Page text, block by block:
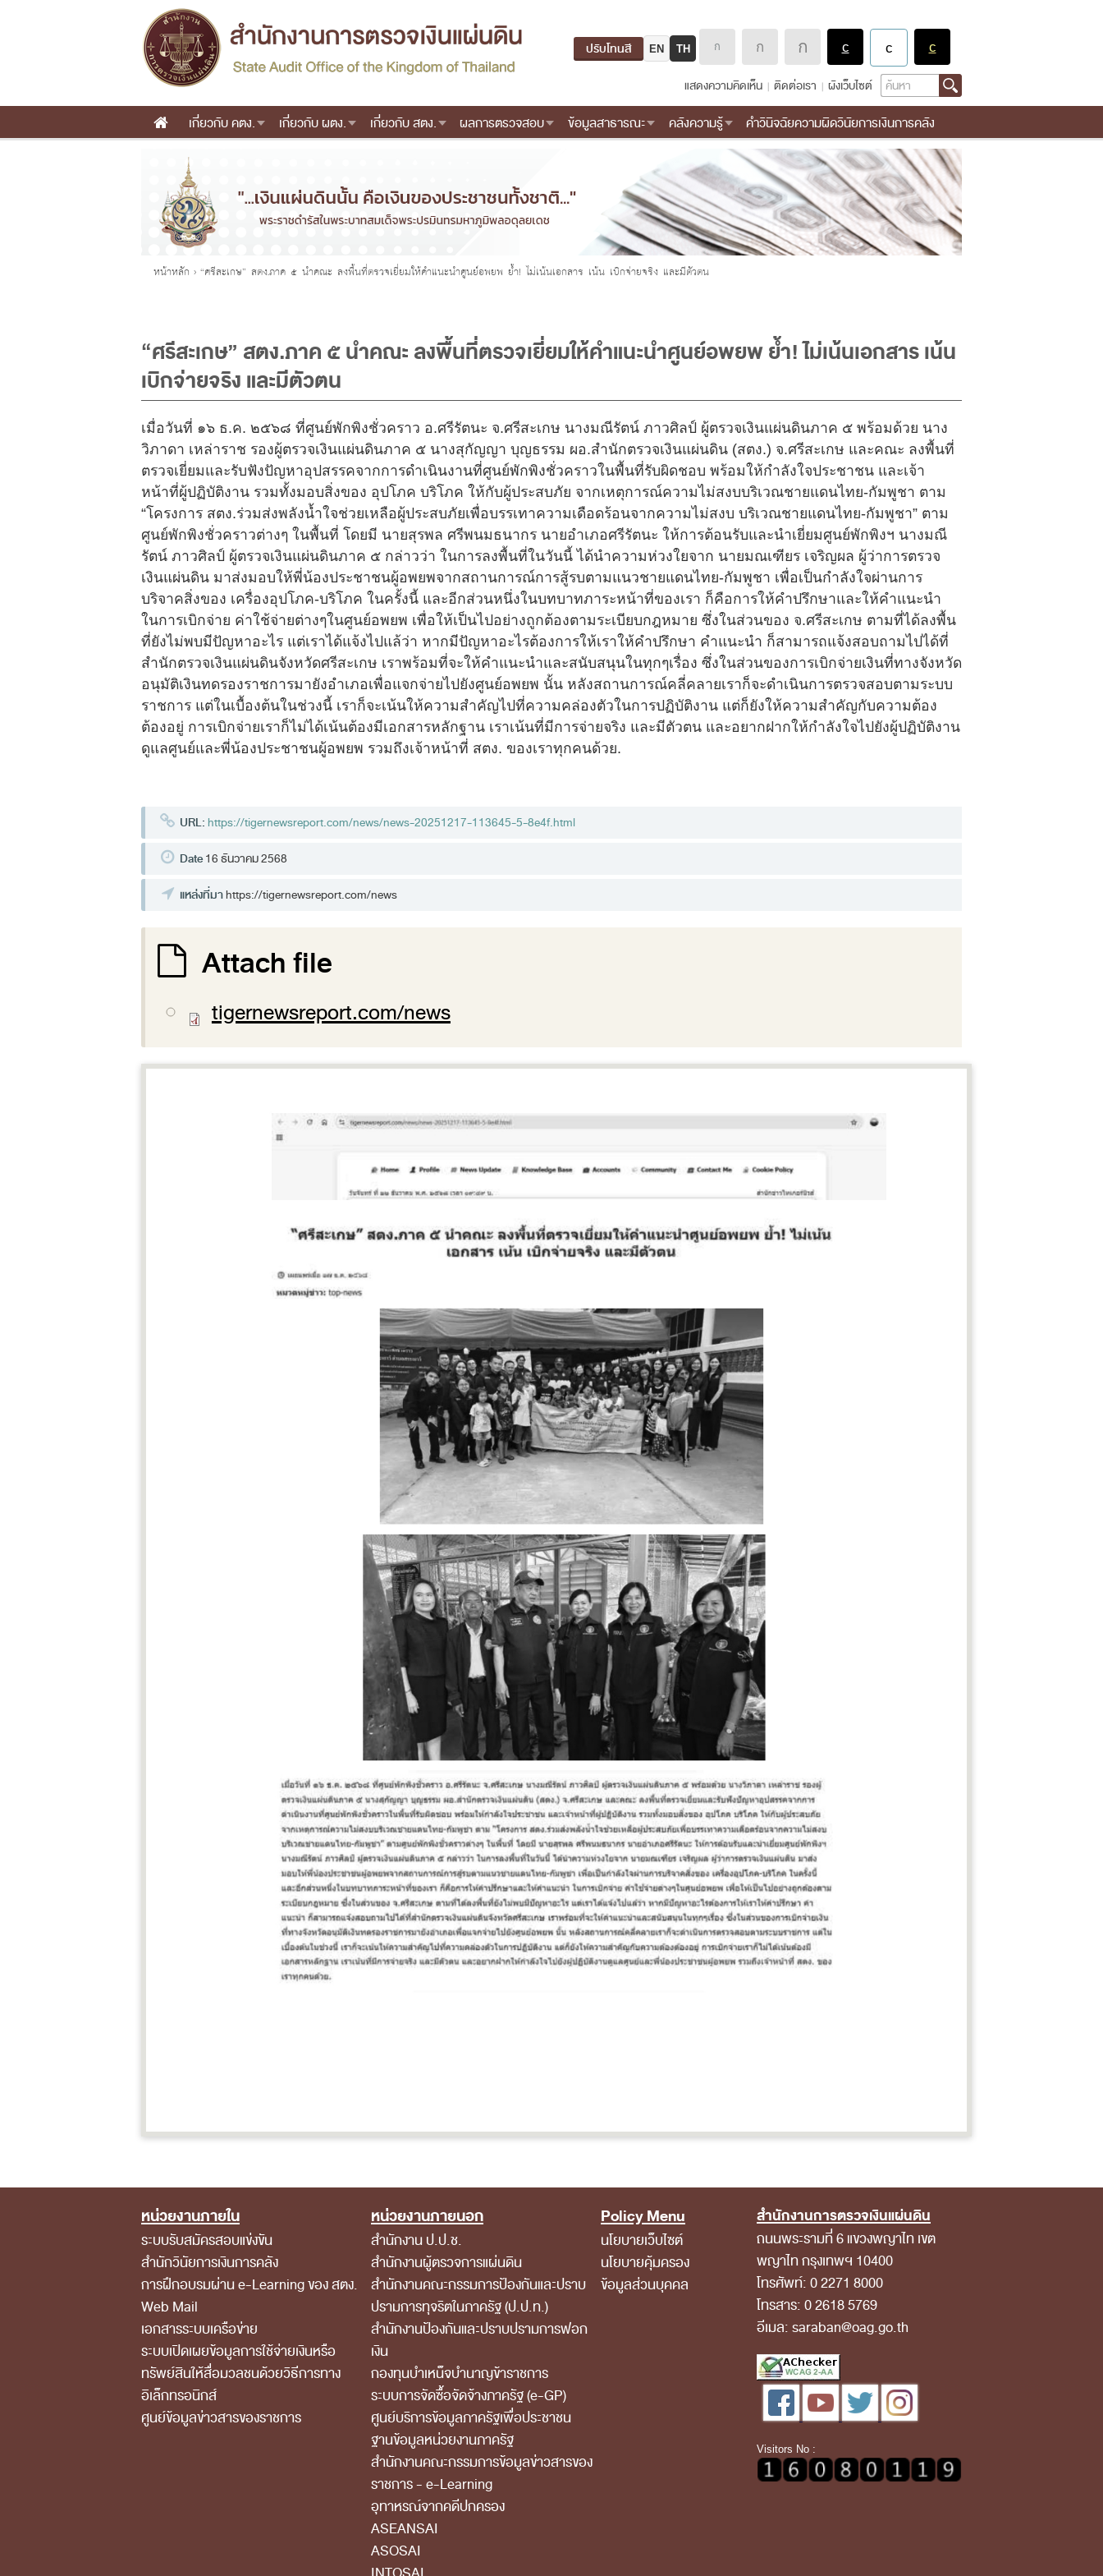
ปรับโทนสี EN TH
Search
แสดงความคิดเห็น ติดต่อเรา ผังเว็บไซต์
Main menu
เกี่ยวกับ คตง. เกี่ยวกับ ผตง. เกี่ยวกับ สตง. ผลการตรวจสอบ ข้อมูลสาธารณะ คลังความรู้ คำวินิจฉัยความผิดวินัยการเงินการคลัง
คุณอยู่ที่
หน้าหลัก › “ศรีสะเกษ” สตง.ภาค ๕ นำคณะ ลงพื้นที่ตรวจเยี่ยมให้คำแนะนำศูนย์อพยพ ย้ำ! ไม่เน้นเอกสาร เน้น เบิกจ่ายจริง และมีตัวตน
“ศรีสะเกษ” สตง.ภาค ๕ นำคณะ ลงพื้นที่ตรวจเยี่ยมให้คำแนะนำศูนย์อพยพ ย้ำ! ไม่เน้นเอกสาร เน้น
เบิกจ่ายจริง และมีตัวตน
เมื่อวันที่ ๑๖ ธ.ค. ๒๕๖๘ ที่ศูนย์พักพิงชั่วคราว อ.ศรีรัตนะ จ.ศรีสะเกษ นางมณีรัตน์ ภาวศิลป์ ผู้ตรวจเงินแผ่นดินภาค ๕ พร้อมด้วย นาง
วิภาดา เหล่าราช รองผู้ตรวจเงินแผ่นดินภาค ๕ นางสุกัญญา บุญธรรม ผอ.สำนักตรวจเงินแผ่นดิน (สตง.) จ.ศรีสะเกษ และคณะ ลงพื้นที่
ตรวจเยี่ยมและรับฟังปัญหาอุปสรรคจากการดำเนินงานที่ศูนย์พักพิงชั่วคราวในพื้นที่รับผิดชอบ พร้อมให้กำลังใจประชาชน และเจ้า
หน้าที่ผู้ปฏิบัติงาน รวมทั้งมอบสิ่งของ อุปโภค บริโภค ให้กับผู้ประสบภัย จากเหตุการณ์ความไม่สงบบริเวณชายแดนไทย-กัมพูชา ตาม
“โครงการ สตง.ร่วมส่งพลังน้ำใจช่วยเหลือผู้ประสบภัยเพื่อบรรเทาความเดือดร้อนจากความไม่สงบ บริเวณชายแดนไทย-กัมพูชา” ตาม
ศูนย์พักพิงชั่วคราวต่างๆ ในพื้นที่ โดยมี นายสุรพล ศรีพนมธนากร นายอำเภอศรีรัตนะ ให้การต้อนรับและนำเยี่ยมศูนย์พักพิงฯ นางมณี
รัตน์ ภาวศิลป์ ผู้ตรวจเงินแผ่นดินภาค ๕ กล่าวว่า ในการลงพื้นที่ในวันนี้ ได้นำความห่วงใยจาก นายมณเฑียร เจริญผล ผู้ว่าการตรวจ
เงินแผ่นดิน มาส่งมอบให้พี่น้องประชาชนผู้อพยพจากสถานการณ์การสู้รบตามแนวชายแดนไทย-กัมพูชา เพื่อเป็นกำลังใจผ่านการ
บริจาคสิ่งของ เครื่องอุปโภค-บริโภค ในครั้งนี้ และอีกส่วนหนึ่งในบทบาทภาระหน้าที่ของเรา ก็คือการให้คำปรึกษาและให้คำแนะนำ
ในการเบิกจ่าย ค่าใช้จ่ายต่างๆในศูนย์อพยพ เพื่อให้เป็นไปอย่างถูกต้องตามระเบียบกฎหมาย ซึ่งในส่วนของ จ.ศรีสะเกษ ตามที่ได้ลงพื้น
ที่ยังไม่พบมีปัญหาอะไร แต่เราได้แจ้งไปแล้ว่า หากมีปัญหาอะไรต้องการให้เราให้คำปรึกษา คำแนะนำ ก็สามารถแจ้งสอบถามไปได้ที่
สำนักตรวจเงินแผ่นดินจังหวัดศรีสะเกษ เราพร้อมที่จะให้คำแนะนำและสนับสนุนในทุกๆเรื่อง ซึ่งในส่วนของการเบิกจ่ายเงินที่ทางจังหวัด
อนุมัติเงินทดรองราชการมายังอำเภอเพื่อแจกจ่ายไปยังศูนย์อพยพ นั้น หลังสถานการณ์คลี่คลายเราก็จะดำเนินการตรวจสอบตามระบบ
ราชการ แต่ในเบื้องต้นในช่วงนี้ เราก็จะเน้นให้ความสำคัญไปที่ความคล่องตัวในการปฏิบัติงาน แต่ก็ยังให้ความสำคัญกับความต้อง
ต้องอยู่ การเบิกจ่ายเราก็ไม่ได้เน้นต้องมีเอกสารหลักฐาน เราเน้นที่มีการจ่ายจริง และมีตัวตน และอยากฝากให้กำลังใจไปยังผู้ปฏิบัติงาน
ดูแลศูนย์และพี่น้องประชาชนผู้อพยพ รวมถึงเจ้าหน้าที่ สตง. ของเราทุกคนด้วย.
URL: https://tigernewsreport.com/news/news-20251217-113645-5-8e4f.html
Date16 ธันวาคม 2568
แหล่งที่มาhttps://tigernewsreport.com/news
Attach file
tigernewsreport.com/news
Footer Menu
หน่วยงานภายใน
ระบบรับสมัครสอบแข่งขัน
สำนักวินัยการเงินการคลัง
การฝึกอบรมผ่าน e-Learning ของ สตง.
Web Mail
เอกสารระบบเครือข่าย
ระบบเปิดเผยข้อมูลการใช้จ่ายเงินหรือ
ทรัพย์สินให้สื่อมวลชนด้วยวิธีการทาง
อิเล็กทรอนิกส์
ศูนย์ข้อมูลข่าวสารของราชการ
หน่วยงานภายนอก
สำนักงาน ป.ป.ช.
สำนักงานผู้ตรวจการแผ่นดิน
สำนักงานคณะกรรมการป้องกันและปราบ
ปรามการทุจริตในภาครัฐ (ป.ป.ท.)
สำนักงานป้องกันและปราบปรามการฟอก
เงิน
กองทุนบำเหน็จบำนาญข้าราชการ
ระบบการจัดซื้อจัดจ้างภาครัฐ (e-GP)
ศูนย์บริการข้อมูลภาครัฐเพื่อประชาชน
ฐานข้อมูลหน่วยงานภาครัฐ
สํานักงานคณะกรรมการข้อมูลข่าวสารของ
ราชการ - e-Learning
อุทาหรณ์จากคดีปกครอง
ASEANSAI
ASOSAI
Policy Menu
นโยบายเว็บไซต์
นโยบายคุ้มครอง
ข้อมูลส่วนบุคคล
สำนักงานการตรวจเงินแผ่นดิน
ถนนพระรามที่ 6 แขวงพญาไท เขต
พญาไท กรุงเทพฯ 10400
โทรศัพท์: 0 2271 8000
โทรสาร: 0 2618 5769
อีเมล: saraban@oag.go.th
Visitors No :